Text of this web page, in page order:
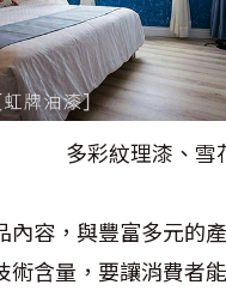
多彩紋理漆、
內容，與豐富多元的
術含量，要讓消費者